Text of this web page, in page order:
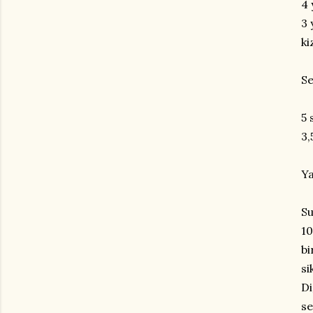
4
3
5